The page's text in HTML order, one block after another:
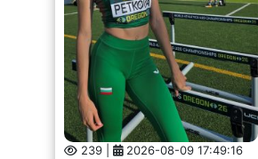
239 | 2026-08-09 17:49:16